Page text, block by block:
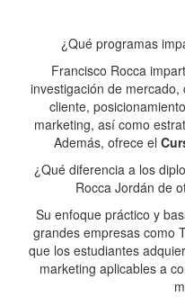
¿Qué programas
Francisco Rocca
investigación de
cliente,
marketing, así como
Además, ofrece el
¿Qué diferencia a los
Rocca Jordán de
Su enfoque práctico y
grandes empresas como
que los estudiantes
marketing aplicables a